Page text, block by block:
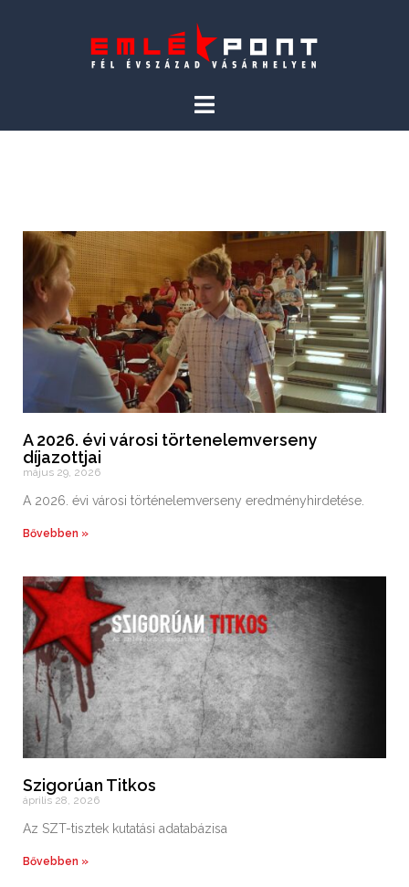
A 2026. évi városi törtenelemverseny
díjazottjai
május 29, 2026
A 2026. évi városi történelemverseny eredményhirdetése.
Bővebben »
Szigorúan Titkos
április 28, 2026
Az SZT-tisztek kutatási adatabázisa
Bővebben »